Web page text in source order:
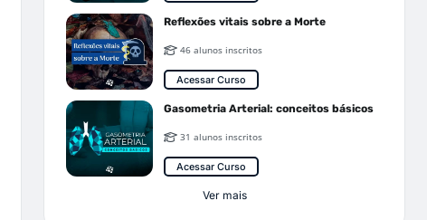
Reflexões vitais sobre a Morte
46 alunos inscritos
Acessar Curso
Gasometria Arterial: conceitos básicos
31 alunos inscritos
Acessar Curso
Ver mais